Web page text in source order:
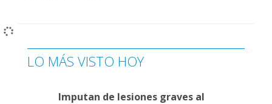
LO MÁS VISTO HOY
Imputan de lesiones graves al